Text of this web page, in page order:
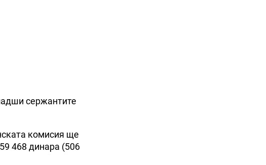
сержантите
комисия ще
468 динара (506